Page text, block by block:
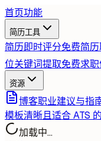
首页功能
简历工具
简历即时评分免费简
位关键词提取免费求
资源
博客职业建议与指
模板清晰且适合 ATS
加载中...